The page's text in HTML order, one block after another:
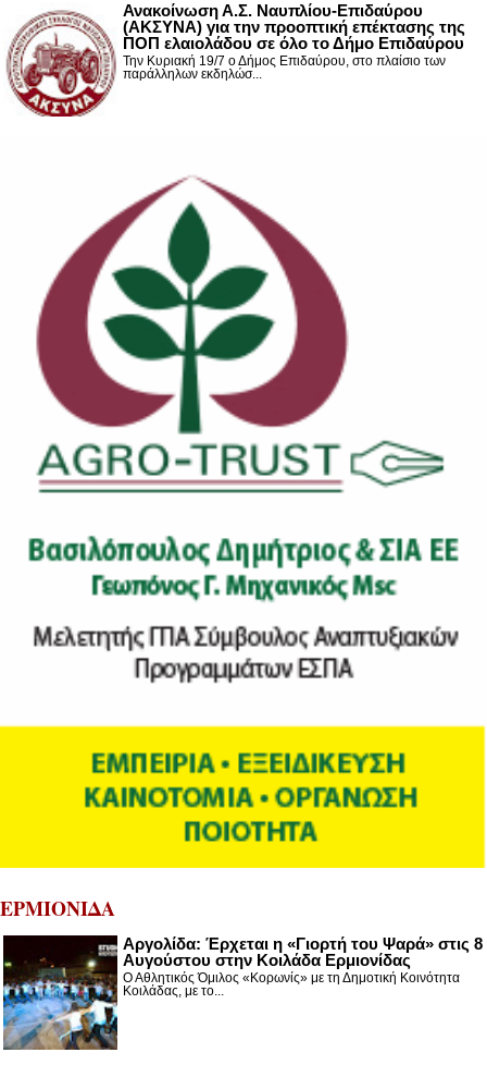
Ανακοίνωση Α.Σ. Ναυπλίου-Επιδαύρου
(ΑΚΣΥΝΑ) για την προοπτική επέκτασης της
ΠΟΠ ελαιολάδου σε όλο το Δήμο Επιδαύρου
Την Κυριακή 19/7 ο Δήμος Επιδαύρου, στο πλαίσιο των
παράλληλων εκδηλώσ...
ΕΡΜΙΟΝΙΔΑ
Αργολίδα: Έρχεται η «Γιορτή του Ψαρά» στις 8
Αυγούστου στην Κοιλάδα Ερμιονίδας
Ο Αθλητικός Όμιλος «Κορωνίς» με τη Δημοτική Κοινότητα
Κοιλάδας, με το...